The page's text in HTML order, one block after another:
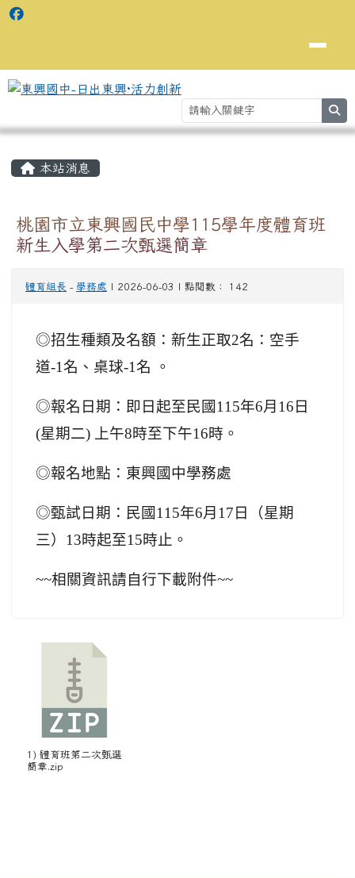
本站消息
桃園市立東興國民中學115學年度體育班
新生入學第二次甄選簡章
體育組長 - 學務處 | 2026-06-03 | 點閱數： 142
◎招生種類及名額：新生正取2名：空手
道-1名、桌球-1名 。
◎報名日期：即日起至民國115年6月16日
(星期二) 上午8時至下午16時。
◎報名地點：東興國中學務處
◎甄試日期：民國115年6月17日（星期
三）13時起至15時止。
~~相關資訊請自行下載附件~~
1) 體育班第二次甄選
簡章.zip